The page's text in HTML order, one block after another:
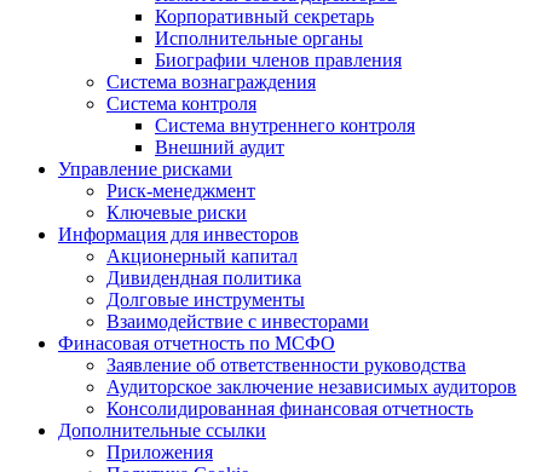
Корпоративный секретарь
Исполнительные органы
Биографии членов правления
Система вознаграждения
Система контроля
Система внутреннего контроля
Внешний аудит
Управление рисками
Риск-менеджмент
Ключевые риски
Информация для инвесторов
Акционерный капитал
Дивидендная политика
Долговые инструменты
Взаимодействие с инвеcторами
Финасовая отчетность по МСФО
Заявление об ответственности руководства
Аудиторское заключение независимых аудиторов
Консолидированная финансовая отчетность
Дополнительные ссылки
Приложения